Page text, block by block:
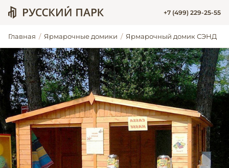
+7 (499) 229-25-55
Главная Ярмарочные домики Ярмарочный домик СЭНД